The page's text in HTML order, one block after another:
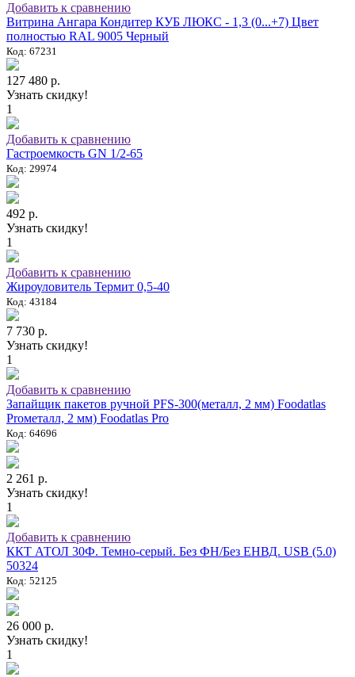
Добавить к сравнению
Витрина Ангара Кондитер КУБ ЛЮКС - 1,3 (0...+7) Цвет
полностью RAL 9005 Черный
Код: 67231
127 480 р.
Узнать скидку!
1
Добавить к сравнению
Гастроемкость GN 1/2-65
Код: 29974
492 р.
Узнать скидку!
1
Добавить к сравнению
Жироуловитель Термит 0,5-40
Код: 43184
7 730 р.
Узнать скидку!
1
Добавить к сравнению
Запайщик пакетов ручной PFS-300(металл, 2 мм) Foodatlas
Proметалл, 2 мм) Foodatlas Pro
Код: 64696
2 261 р.
Узнать скидку!
1
Добавить к сравнению
ККТ АТОЛ 30Ф. Темно-серый. Без ФН/Без ЕНВД. USB (5.0)
50324
Код: 52125
26 000 р.
Узнать скидку!
1